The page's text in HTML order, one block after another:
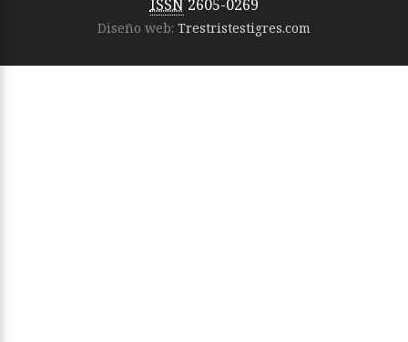
ISSN 2605-0269
Diseño web: Trestristestigres.com